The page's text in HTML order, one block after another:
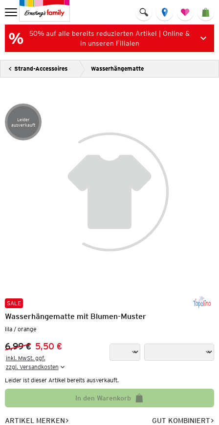
50% auf alle bereits reduzierten Artikel | Online &
in unseren Filialen
Strand-Accessoires Wasserhängematte
Artikel leider ausverkauft
Leider
ausverkauft
SALE
Wasserhängematte mit Blumen-Muster
lila / orange
Vorheriger Preis:
6,99 €
Neuer Preis:
5,50 €
inkl. MwSt. ggf.
zzgl. Versandkosten
Leider ist dieser Artikel bereits ausverkauft.
In den Warenkorb
ARTIKEL MERKEN GUT KOMBINIERT